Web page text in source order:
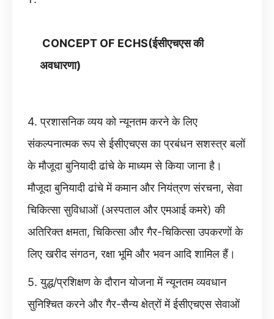
CONCEPT OF ECHS(ईसीएचएस की
अवधारणा)
4. प्रशासनिक व्यय को न्यूनतम करने के लिए
संकल्पनात्मक रूप से ईसीएचएस का प्रबंधन सशस्त्र बलों
के मौजूदा बुनियादी ढांचे के माध्यम से किया जाना है।
मौजूदा बुनियादी ढांचे में कमान और नियंत्रण संरचना, सेवा
चिकित्सा सुविधाओं (अस्पताल और एमआई कमरे) की
अतिरिक्त क्षमता, चिकित्सा और गैर-चिकित्सा उपकरणों के
लिए खरीद संगठन, रक्षा भूमि और भवन आदि शामिल हैं।
5. युद्ध/प्रशिक्षण के दौरान योजना में न्यूनतम व्यवधान
सुनिश्चित करने और गैर-सैन्य क्षेत्रों में ईसीएचएस सेवाओं